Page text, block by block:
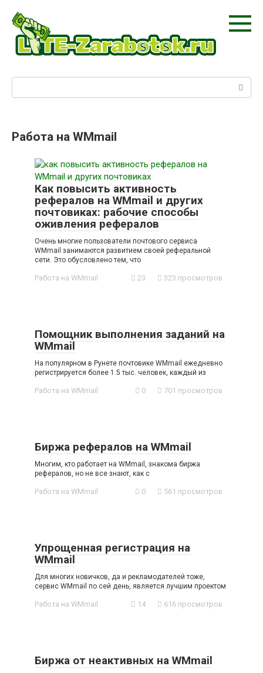
контенту
Работа на WMmail
Как повысить активность
рефералов на WMmail и других
почтовиках: рабочие способы
оживления рефералов
Очень многие пользователи почтового сервиса
WMmail занимаются развитием своей реферальной
сети. Это обусловлено тем, что
Работа на WMmail 23 323 просмотров
Помощник выполнения заданий на
WMmail
На популярном в Рунете почтовике WMmail ежедневно
регистрируется более 1.5 тыс. человек, каждый из
Работа на WMmail 0 701 просмотров
Биржа рефералов на WMmail
Многим, кто работает на WMmail, знакома биржа
рефералов, но не все знают, как с
Работа на WMmail 0 561 просмотров
Упрощенная регистрация на
WMmail
Для многих новичков, да и рекламодателей тоже,
сервис WMmail по сей день, является лучшим проектом
Работа на WMmail 14 616 просмотров
Биржа от неактивных на WMmail